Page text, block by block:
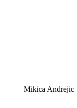
Mikica Andrejic